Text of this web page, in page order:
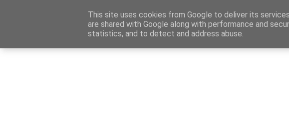
Καταχώρηση Αγγελίας Επικοινωνία Site Map
Ενημέρωση Αγγελίες
This site uses cookies from Google to deliver its
are shared with Google along with performance and
statistics, and to detect and address abuse.